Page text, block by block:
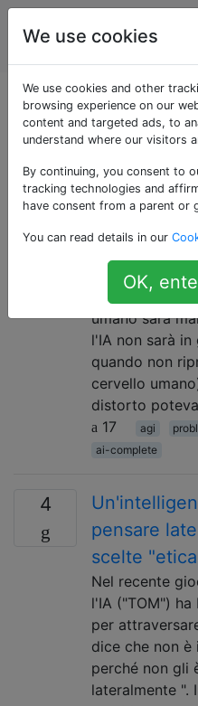
artificiale
2
Problemi
saranno
reCAPTCHA,
di qualche
umano sarà
l'IA non sarà
quando non
cervello
distorto
17
agi
ai-complete
4
pensare
scelte
Nel recente
l'IA ("TOM")
per
dice che non
perché non gli
lateralmente ".
We use cookies
We use cookies and other
browsing experience on our
content and targeted ads, to
understand where our visitors
By continuing, you consent to
tracking technologies and
have consent from a parent or
You can read details in our
OK,